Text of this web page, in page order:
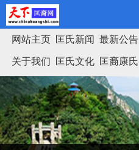
网站主页 匡氏新闻 最新公告
关于我们 匡氏文化 匡裔康氏
匡氏家谱